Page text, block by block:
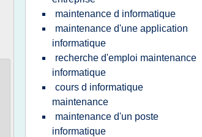
maintenance d informatique
maintenance d'une application
informatique
recherche d'emploi maintenance
informatique
cours d informatique
maintenance
maintenance d'un poste
informatique